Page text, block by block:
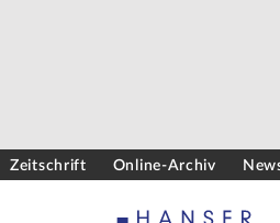
Zeitschrift Online-Archiv